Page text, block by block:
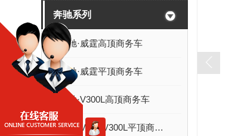
奔驰系列
奔驰·威霆高顶商务车
奔驰·威霆平顶商务车
奔驰·V300L高顶商务车
奔驰·V300/V300L平顶商务车